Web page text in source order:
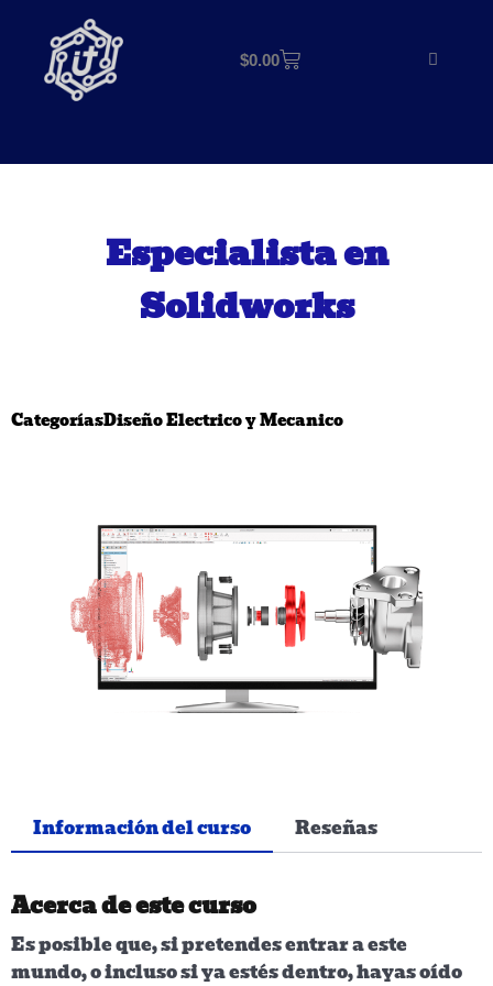
$0.00
Especialista en
Solidworks
CategoríasDiseño Electrico y Mecanico
Información del curso Reseñas
Acerca de este curso
Es posible que, si pretendes entrar a este
mundo, o incluso si ya estés dentro, hayas oído